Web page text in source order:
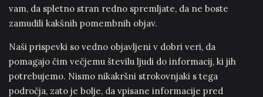
vam, da spletno stran redno spremljate, da ne boste
zamudili kakšnih pomembnih objav.
Naši prispevki so vedno objavljeni v dobri veri, da
pomagajo čim večjemu številu ljudi do informacij, ki jih
potrebujemo. Nismo nikakršni strokovnjaki s tega
področja, zato je bolje, da vpisane informacije pred